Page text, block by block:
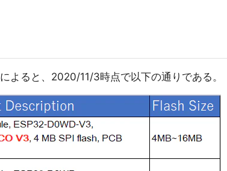
によると、2020/11/3時点で以下の通りである。